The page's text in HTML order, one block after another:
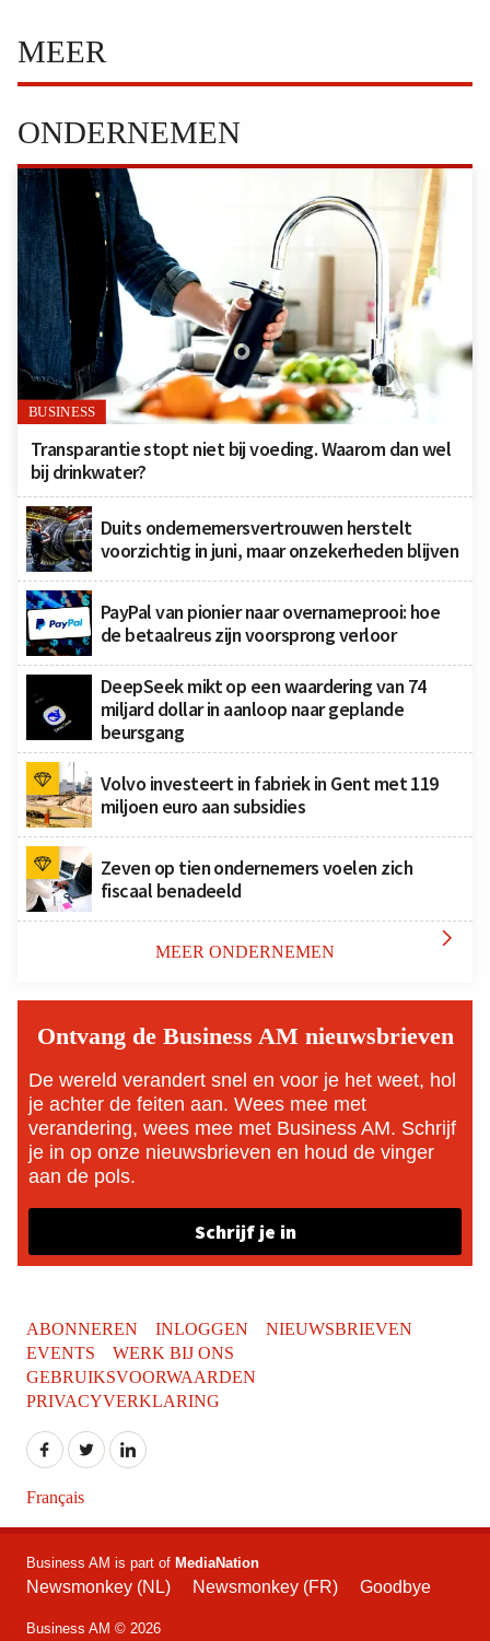
MEER
ONDERNEMEN
BUSINESS
Transparantie stopt niet bij voeding. Waarom dan wel
bij drinkwater?
Duits ondernemersvertrouwen herstelt
voorzichtig in juni, maar onzekerheden blijven
PayPal van pionier naar overnameprooi: hoe
de betaalreus zijn voorsprong verloor
DeepSeek mikt op een waardering van 74
miljard dollar in aanloop naar geplande
beursgang
Volvo investeert in fabriek in Gent met 119
miljoen euro aan subsidies
Zeven op tien ondernemers voelen zich
fiscaal benadeeld
MEER ONDERNEMEN 
Ontvang de Business AM nieuwsbrieven
De wereld verandert snel en voor je het weet, hol
je achter de feiten aan. Wees mee met
verandering, wees mee met Business AM. Schrijf
je in op onze nieuwsbrieven en houd de vinger
aan de pols.
Schrijf je in
ABONNEREN INLOGGEN
NIEUWSBRIEVEN
EVENTS
WERK BIJ ONS
GEBRUIKSVOORWAARDEN
PRIVACYVERKLARING
Français
Business AM is part of MediaNation
Newsmonkey (NL) Newsmonkey (FR) Goodbye
Business AM © 2026